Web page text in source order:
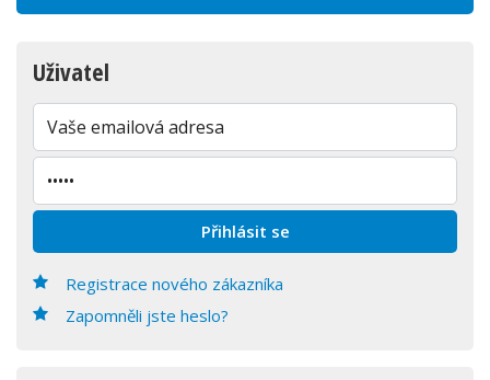
Uživatel
Registrace nového zákazníka
Zapomněli jste heslo?